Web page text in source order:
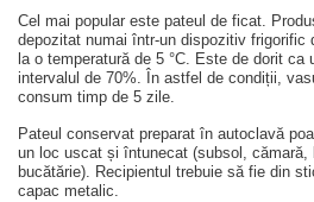
Cel mai popular este pateul de ficat.
depozitat numai într-un dispozitiv frigorific
la o temperatură de 5 °C. Este de dorit
intervalul de 70%. În astfel de condiții,
consum timp de 5 zile.
Pateul conservat preparat în autoclavă
un loc uscat și întunecat (subsol, cămară,
bucătărie). Recipientul trebuie să fie din
capac metalic.